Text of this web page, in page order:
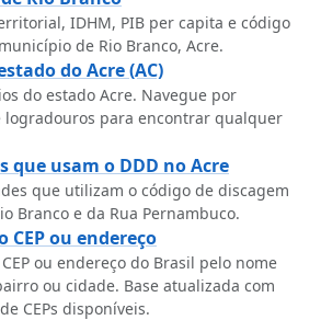
IDHM, PIB per capita e código
de Rio Branco, Acre.
do Acre (AC)
do estado Acre. Navegue por
logradouros para encontrar qualquer
que usam o DDD no Acre
que utilizam o código de discagem
Branco e da Rua Pernambuco.
CEP ou endereço
ou endereço do Brasil pelo nome
ou cidade. Base atualizada com
CEPs disponíveis.